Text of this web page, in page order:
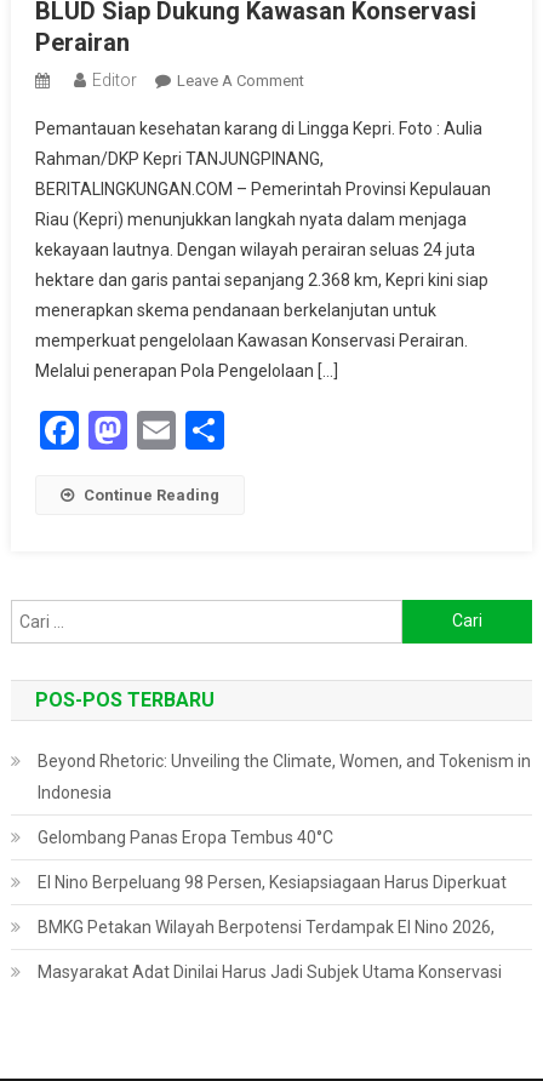
BLUD Siap Dukung Kawasan Konservasi
Perairan
Editor Leave A CommentOn
Menuju
Laut
Yang
Lestari,
Skema
BLUD
Siap
Dukung
Konservasi
Pemantauan kesehatan karang di Lingga Kepri. Foto : Aulia
Rahman/DKP Kepri TANJUNGPINANG,
BERITALINGKUNGAN.COM – Pemerintah Provinsi Kepulauan
Riau (Kepri) menunjukkan langkah nyata dalam menjaga
kekayaan lautnya. Dengan wilayah perairan seluas 24 juta
hektare dan garis pantai sepanjang 2.368 km, Kepri kini siap
menerapkan skema pendanaan berkelanjutan untuk
memperkuat pengelolaan Kawasan Konservasi Perairan.
Melalui penerapan Pola Pengelolaan […]
Facebook
Mastodon
EmailShare
Continue Reading
untuk:
POS-POS TERBARU
Beyond Rhetoric: Unveiling the Climate, Women, and Tokenism in
Indonesia
Gelombang Panas Eropa Tembus 40°C
El Nino Berpeluang 98 Persen, Kesiapsiagaan Harus Diperkuat
BMKG Petakan Wilayah Berpotensi Terdampak El Nino 2026,
Masyarakat Adat Dinilai Harus Jadi Subjek Utama Konservasi